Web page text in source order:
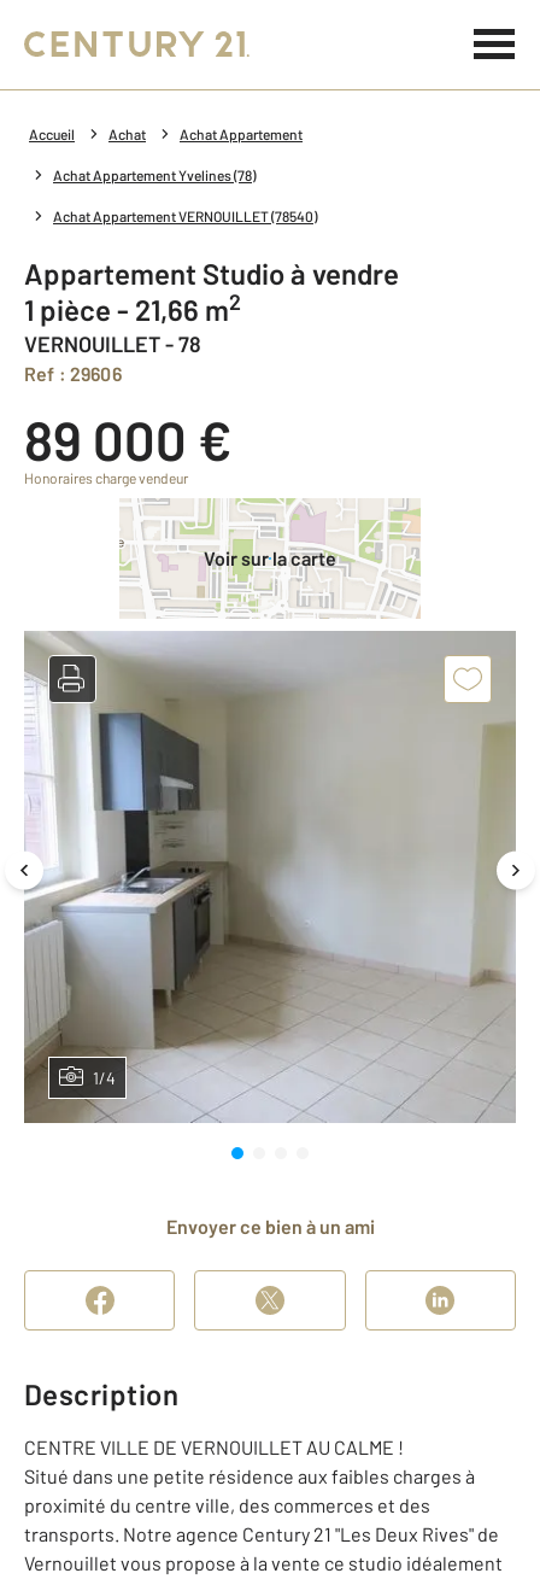
Accueil Achat Achat Appartement
Achat Appartement Yvelines (78)
Achat Appartement VERNOUILLET (78540)
Appartement Studio à vendre
1 pièce - 21,66 m2
VERNOUILLET - 78
Ref : 29606
89 000 €
Honoraires charge vendeur
Voir sur la carte
1/4
Envoyer ce bien à un ami
Description
CENTRE VILLE DE VERNOUILLET AU CALME !
Situé dans une petite résidence aux faibles charges à
proximité du centre ville, des commerces et des
transports. Notre agence Century 21 "Les Deux Rives" de
Vernouillet vous propose à la vente ce studio idéalement